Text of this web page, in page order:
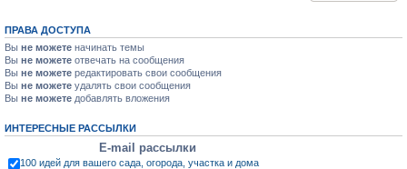
ПРАВА ДОСТУПА
Вы не можете начинать темы
Вы не можете отвечать на сообщения
Вы не можете редактировать свои сообщения
Вы не можете удалять свои сообщения
Вы не можете добавлять вложения
ИНТЕРЕСНЫЕ РАССЫЛКИ
E-mail рассылки
100 идей для вашего сада, огорода, участка и дома